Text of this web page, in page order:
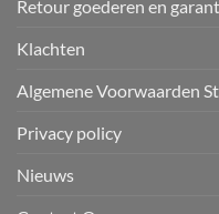
Retour goederen en
Klachten
Algemene Voorwaarden
Privacy policy
Nieuws